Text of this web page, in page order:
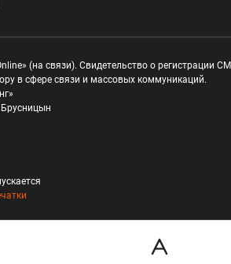
(на связи). Свидетельство о регистрации
в сфере связи и массовых коммуникаций.